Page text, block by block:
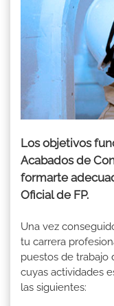
Los objetivos
Acabados de
formarte
Oficial de FP.
Una vez
tu carrera
puestos de trabajo
cuyas actividades
las siguientes: